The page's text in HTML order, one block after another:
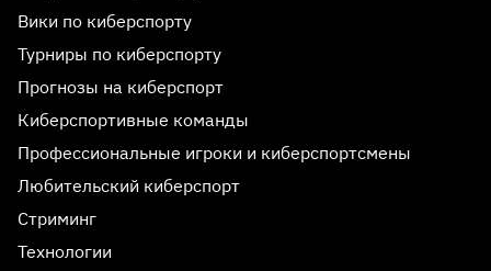
Вики по киберспорту
Турниры по киберспорту
Прогнозы на киберспорт
Киберспортивные команды
Профессиональные игроки и киберспортсмены
Любительский киберспорт
Стриминг
Технологии